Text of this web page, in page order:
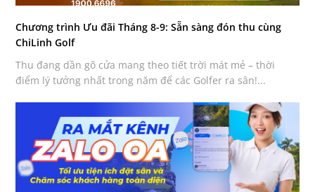
Chương trình Ưu đãi Tháng 8-9: Sẵn sàng đón thu cùng
ChiLinh Golf
Thu đang dần gõ cửa mang theo tiết trời mát mẻ – thời
điểm lý tưởng nhất trong năm để các Golfer ra sân!...